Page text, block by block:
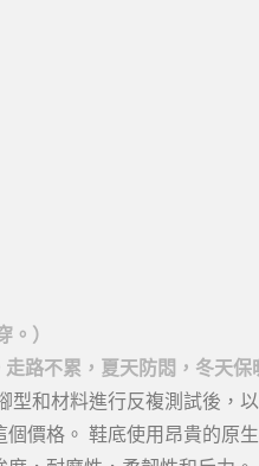
）
路不累，夏天防悶，冬天保
型和材料進行反複測試後，
價格。 鞋底使用昂貴的原